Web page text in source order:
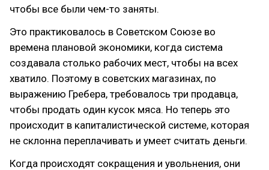
чтобы все были чем-то заняты.
Это практиковалось в Советском Союзе во
времена плановой экономики, когда система
создавала столько рабочих мест, чтобы на всех
хватило. Поэтому в советских магазинах, по
выражению Гребера, требовалось три продавца,
чтобы продать один кусок мяса. Но теперь это
происходит в капиталистической системе, которая
не склонна переплачивать и умеет считать деньги.
Когда происходят сокращения и увольнения, они